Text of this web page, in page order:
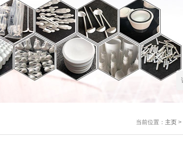
当前位置： 主页>